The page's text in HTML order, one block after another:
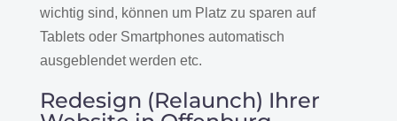
wichtig sind, können um Platz zu sparen auf
Tablets oder Smartphones automatisch
ausgeblendet werden etc.
Redesign (Relaunch) Ihrer